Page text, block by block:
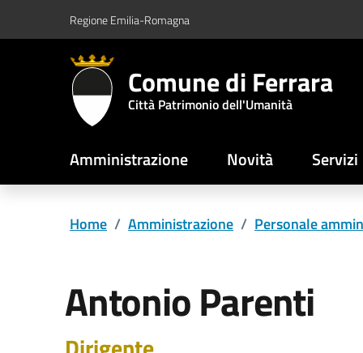
Vai al contenuto principale
Vai al footerRegione Emilia-Romagna
Comune di Ferrara
Città Patrimonio dell'Umanità
Amministrazione Novità Servizi
Home / Amministrazione / Personale
Antonio Parenti